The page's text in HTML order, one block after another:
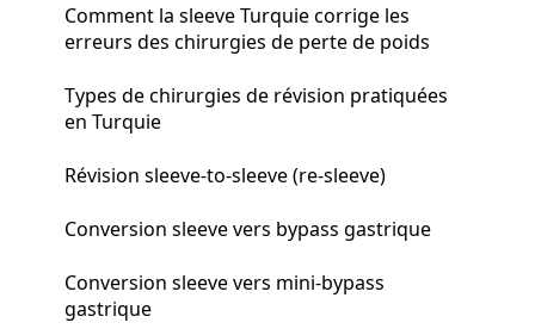
Comment la sleeve Turquie corrige les
erreurs des chirurgies de perte de poids
Types de chirurgies de révision pratiquées
en Turquie
Révision sleeve-to-sleeve (re-sleeve)
Conversion sleeve vers bypass gastrique
Conversion sleeve vers mini-bypass
gastrique